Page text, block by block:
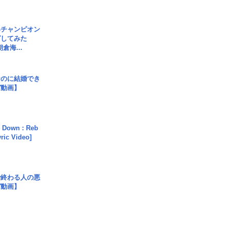
ャンピオン
てみた
倉海...
に結婚でき
画】
Down : Reb
Video]
終わる人の悪
画】